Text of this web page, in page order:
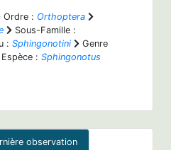
Ordre : Orthoptera
Sous-Famille :
: Sphingonotini
Genre
Espèce : Sphingonotus
observation